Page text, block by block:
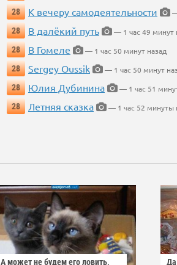
28
К вечеру самодеятельности
28
В далёкий путь
— 1 час 49 минут
28
В Гомеле
— 1 час 50 минут назад
28
Sergey Oussik
— 1 час 50 минут
28
Юлия Дубинина
— 1 час 51
28
Летняя сказка — 1 час 52 минуты
А может не будем его ловить,